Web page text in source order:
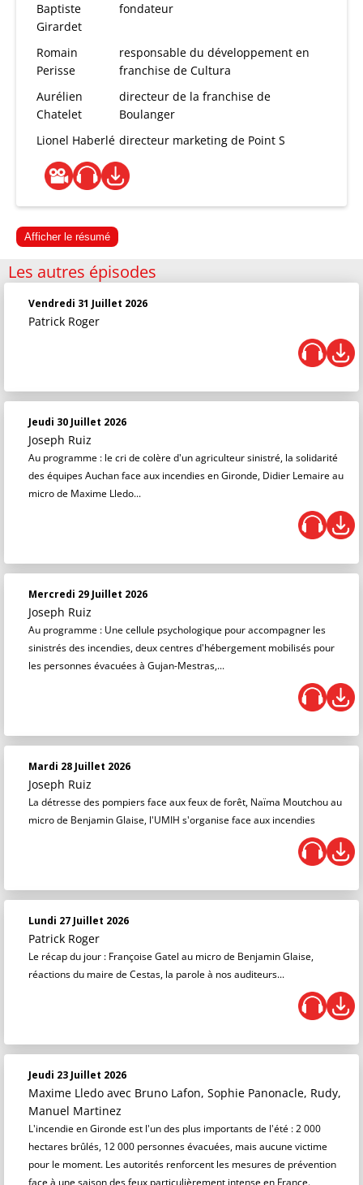
Baptiste
Girardet
fondateur
Romain
Perisse
responsable du développement en
franchise de Cultura
Aurélien
Chatelet
directeur de la franchise de
Boulanger
Lionel Haberlé directeur marketing de Point S
Afficher le résumé
Les autres épisodes
Vendredi 31 Juillet 2026
Patrick Roger
Jeudi 30 Juillet 2026
Joseph Ruiz
Au programme : le cri de colère d'un agriculteur sinistré, la solidarité
des équipes Auchan face aux incendies en Gironde, Didier Lemaire au
micro de Maxime Lledo...
Mercredi 29 Juillet 2026
Joseph Ruiz
Au programme : Une cellule psychologique pour accompagner les
sinistrés des incendies, deux centres d'hébergement mobilisés pour
les personnes évacuées à Gujan-Mestras,...
Mardi 28 Juillet 2026
Joseph Ruiz
La détresse des pompiers face aux feux de forêt, Naïma Moutchou au
micro de Benjamin Glaise, l'UMIH s'organise face aux incendies
Lundi 27 Juillet 2026
Patrick Roger
Le récap du jour : Françoise Gatel au micro de Benjamin Glaise,
réactions du maire de Cestas, la parole à nos auditeurs...
Jeudi 23 Juillet 2026
Maxime Lledo avec Bruno Lafon, Sophie Panonacle, Rudy,
Manuel Martinez
L'incendie en Gironde est l'un des plus importants de l'été : 2 000
hectares brûlés, 12 000 personnes évacuées, mais aucune victime
pour le moment. Les autorités renforcent les mesures de prévention
face à une saison des feux particulièrement intense en France.